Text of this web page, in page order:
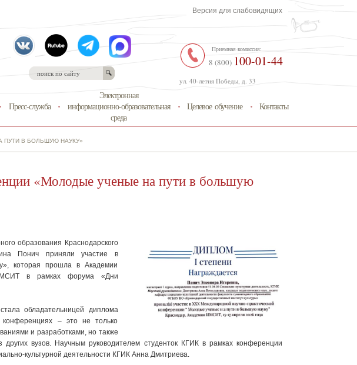
Версия для слабовидящих
ул. 40-летия Победы, д. 33
Приемная комиссия:
8 (800) 100-01-44
Пресс-служба
Электронная
информационно-образовательная
среда
Целевое обучение Контакты
ПУТИ В БОЛЬШУЮ НАУКУ»
«Молодые ученые на пути в большую
образования Краснодарского
Понич приняли участие в
которая прошла в Академии
ИМСИТ в рамках форума «Дни
обладательницей диплома
– это не только
и разработками, но также
вузов. Научным руководителем студенток КГИК в рамках конференции
культурной деятельности КГИК Анна Дмитриева.